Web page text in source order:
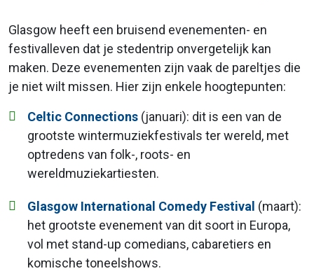
Glasgow heeft een bruisend evenementen- en
festivalleven dat je stedentrip onvergetelijk kan
maken. Deze evenementen zijn vaak de pareltjes die
je niet wilt missen. Hier zijn enkele hoogtepunten:
Celtic Connections (januari): dit is een van de
grootste wintermuziekfestivals ter wereld, met
optredens van folk-, roots- en
wereldmuziekartiesten.
Glasgow International Comedy Festival (maart):
het grootste evenement van dit soort in Europa,
vol met stand-up comedians, cabaretiers en
komische toneelshows.